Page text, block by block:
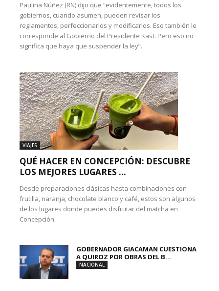
Paulina Núñez (RN) dijo que “evidentemente, todos los
gobiernos, cuando asumen, pueden revisar los
reglamentos, perfeccionarlos y modificarlos. Eso también le
corresponde al Gobierno del Presidente Kast. Pero eso no
significa que haya que suspender la ley”.
VIAJES
QUÉ HACER EN CONCEPCIÓN: DESCUBRE
LOS MEJORES LUGARES ...
Desde preparaciones clásicas hasta combinaciones con
frutilla, naranja, chocolate blanco y café, estos son algunos
de los lugares donde puedes disfrutar del matcha en
Concepción.
GOBERNADOR GIACAMAN CUESTIONA
A QUIROZ POR OBRAS DEL B...
NACIONAL